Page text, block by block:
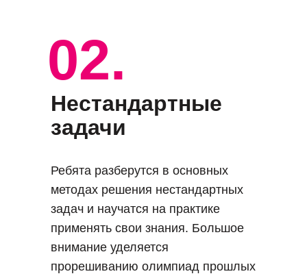
Нестандартные
задачи
Ребята разберутся в основных
методах решения нестандартных
задач и научатся на практике
применять свои знания. Большое
внимание уделяется
прорешиванию олимпиад прошлых
02.